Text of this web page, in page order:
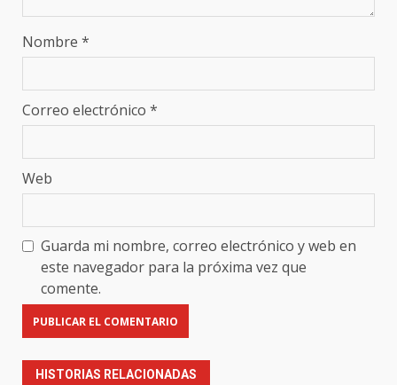
Nombre *
Correo electrónico *
Web
Guarda mi nombre, correo electrónico y web en
este navegador para la próxima vez que
comente.
HISTORIAS RELACIONADAS